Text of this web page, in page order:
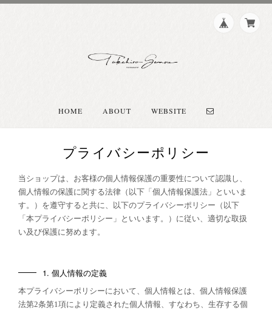
HOME ABOUT WEBSITE
プライバシーポリシー
当ショップは、お客様の個人情報保護の重要性について認識し、
個人情報の保護に関する法律（以下「個人情報保護法」といいま
す。）を遵守すると共に、以下のプライバシーポリシー（以下
「本プライバシーポリシー」といいます。）に従い、適切な取扱
い及び保護に努めます。
1. 個人情報の定義
本プライバシーポリシーにおいて、個人情報とは、個人情報保護
法第2条第1項により定義された個人情報、すなわち、生存する個